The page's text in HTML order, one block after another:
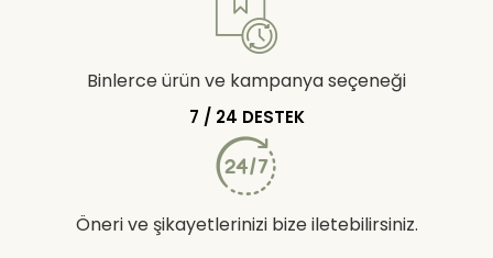
Binlerce ürün ve kampanya seçeneği
7 / 24 DESTEK
Öneri ve şikayetlerinizi bize iletebilirsiniz.